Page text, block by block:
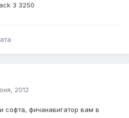
3 3250
2012
софта, фичанавигатор вам в